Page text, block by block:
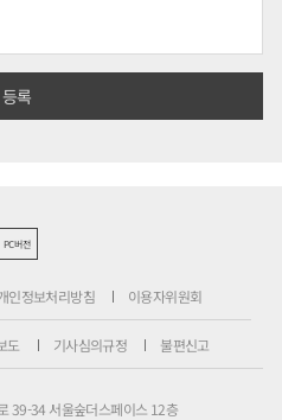
PC버전
인정보처리방침 이용자위원회
도 기사심의규정 불편신고
39-34 서울숲더스페이스 12층